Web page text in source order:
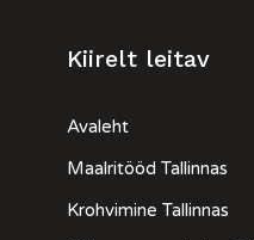
Kiirelt leitav
Avaleht
Maalritööd Tallinnas
Krohvimine Tallinnas